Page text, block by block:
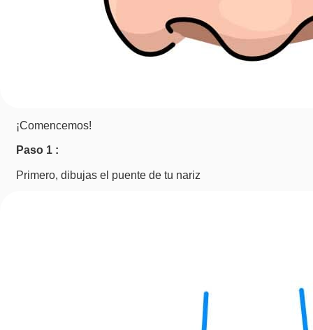
¡Comencemos!
Paso 1 :
Primero, dibujas el puente de tu nariz